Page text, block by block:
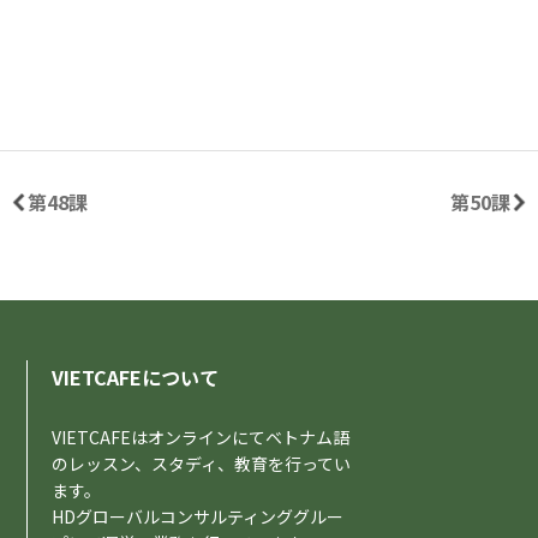
第48課 第50課
VIETCAFEについて
VIETCAFEはオンラインにてベトナム語
のレッスン、スタディ、教育を行ってい
ます。
HDグローバルコンサルティンググルー